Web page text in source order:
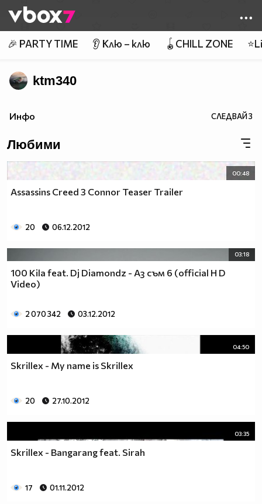
👾
🎉 PARTY TIME 👂 Клю – клю 🪀CHILL ZONE
ktm340
Инфо СЛЕДВАЙ3
Любими
00:48
Assassins Creed 3 Connor Teaser Trailer
20 06.12.2012
03:18
100 Kila feat. Dj Diamondz - Аз съм 6 (official H D
Video)
2 070 342 03.12.2012
04:50
Skrillex - My name is Skrillex
20 27.10.2012
03:35
Skrillex - Bangarang feat. Sirah
17 01.11.2012